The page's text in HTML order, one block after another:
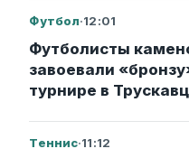
Футбол·12:01
Футболисты
завоевали
турнире в
Теннис·11:12